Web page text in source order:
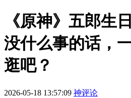
《原神》五郎生
没什么事的话，
逛吧？
2026-05-18 13:57:09 神评论